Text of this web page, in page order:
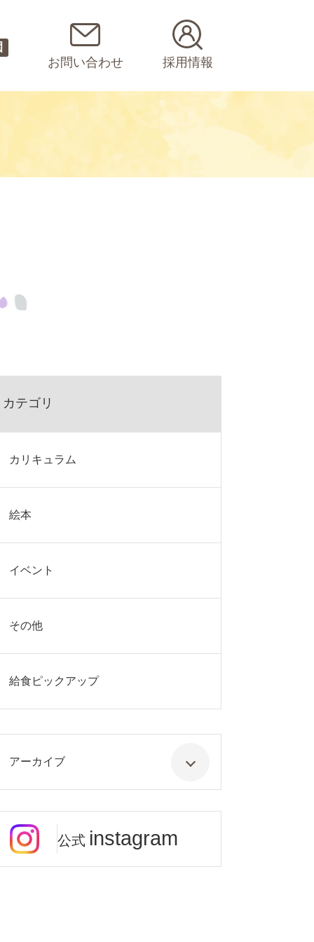
お問い合わせ 採用情報
カテゴリ
カリキュラム
絵本
イベント
その他
給食ピックアップ
アーカイブ
公式 instagram